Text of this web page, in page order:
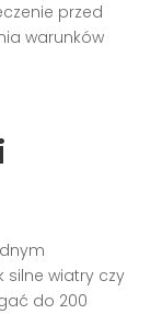
przed
warunków
wiatry czy
do 200